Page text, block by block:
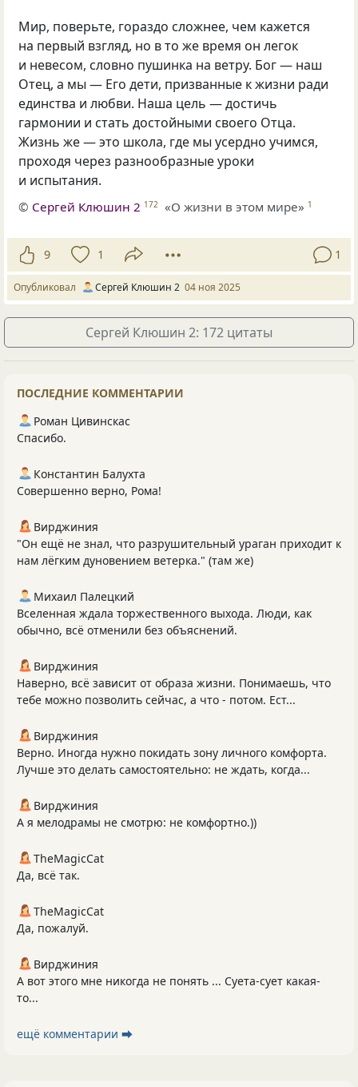
Мир, поверьте, гораздо сложнее, чем кажется
на первый взгляд, но в то же время он легок
и невесом, словно пушинка на ветру. Бог — наш
Отец, а мы — Его дети, призванные к жизни ради
единства и любви. Наша цель — достичь
гармонии и стать достойными своего Отца.
Жизнь же — это школа, где мы усердно учимся,
проходя через разнообразные уроки
и испытания.
© Сергей Клюшин 2 172 «О жизни в этом мире» 1
9 1 1
Опубликовал Сергей Клюшин 2 04 ноя 2025
Сергей Клюшин 2: 172 цитаты
ПОСЛЕДНИЕ КОММЕНТАРИИ
Роман Цивинскас
Спасибо.
Константин Балухта
Совершенно верно, Рома!
Вирджиния
"Он ещё не знал, что разрушительный ураган приходит к
нам лёгким дуновением ветерка." (там же)
Михаил Палецкий
Вселенная ждала торжественного выхода. Люди, как
обычно, всё отменили без объяснений.
Вирджиния
Наверно, всё зависит от образа жизни. Понимаешь, что
тебе можно позволить сейчас, а что - потом. Ест...
Вирджиния
Верно. Иногда нужно покидать зону личного комфорта.
Лучше это делать самостоятельно: не ждать, когда...
Вирджиния
А я мелодрамы не смотрю: не комфортно.))
TheMagicCat
Да, всё так.
TheMagicCat
Да, пожалуй.
Вирджиния
А вот этого мне никогда не понять ... Суета-сует какая-
то...
ещё комментарии ⮕